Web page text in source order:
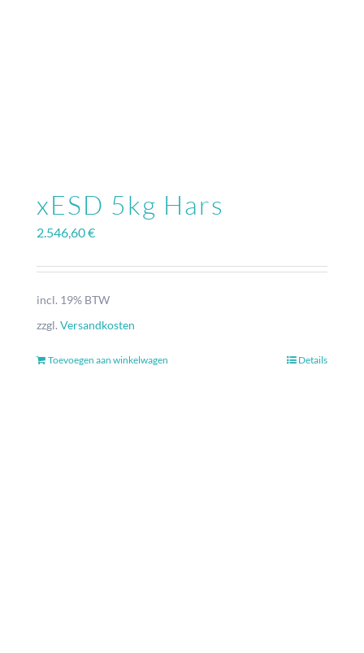
xESD 5kg Hars
2.546,60€
incl. 19% BTW
zzgl.Versandkosten
Toevoegen aan winkelwagen Details